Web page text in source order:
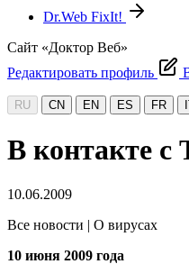
Dr.Web FixIt!
Сайт «Доктор Веб»
Редактировать профиль
RU CN EN ES FR
В контакте с
10.06.2009
Все новости | О вирусах
10 июня 2009 года